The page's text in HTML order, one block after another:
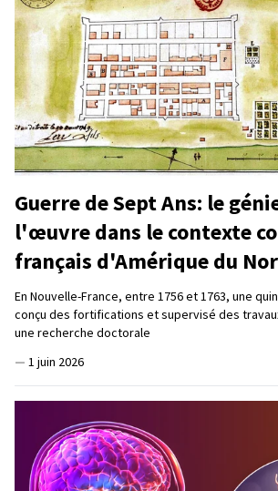
Guerre de Sept Ans: le
l'œuvre dans le contexte
français d'Amérique du
En Nouvelle-France, entre 1756 et 1763, une
conçu des fortifications et supervisé des
une recherche doctorale
— 1 juin 2026